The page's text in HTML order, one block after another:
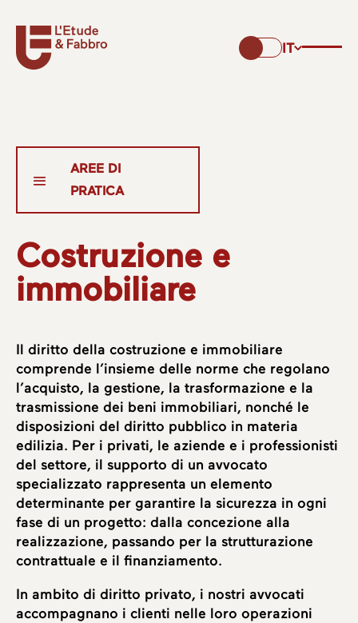
IT
Costruzione e
immobiliare
Il diritto della costruzione e immobiliare
comprende l’insieme delle norme che regolano
l’acquisto, la gestione, la trasformazione e la
trasmissione dei beni immobiliari, nonché le
disposizioni del diritto pubblico in materia
edilizia. Per i privati, le aziende e i professionisti
del settore, il supporto di un avvocato
specializzato rappresenta un elemento
determinante per garantire la sicurezza in ogni
fase di un progetto: dalla concezione alla
realizzazione, passando per la strutturazione
contrattuale e il finanziamento.
In ambito di diritto privato, i nostri avvocati
accompagnano i clienti nelle loro operazioni